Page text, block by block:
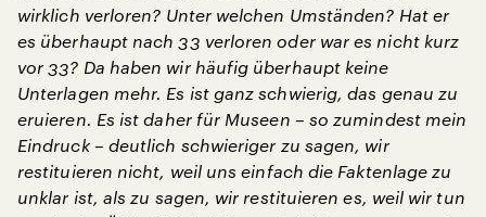
wirklich verloren? Unter welchen Umständen? Hat er
es überhaupt nach 33 verloren oder war es nicht kurz
vor 33? Da haben wir häufig überhaupt keine
Unterlagen mehr. Es ist ganz schwierig, das genau zu
eruieren. Es ist daher für Museen – so zumindest mein
Eindruck – deutlich schwieriger zu sagen, wir
restituieren nicht, weil uns einfach die Faktenlage zu
unklar ist, als zu sagen, wir restituieren es, weil wir tun